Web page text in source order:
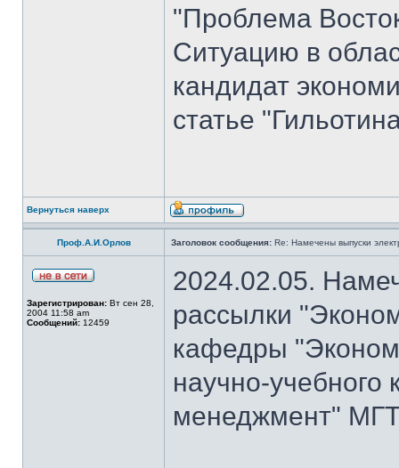
"Проблема
Ситуацию в
кандидат
статье
Вернуться наверх
Проф.А.И.Орлов Заголовок сообщения: Re: Намечены выпуски
Зарегистрирован: Вт сен 28,
2004 11:58 am
Сообщений: 12459
2024.02.05.
рассылки
кафедры
научно-
менеджмент"